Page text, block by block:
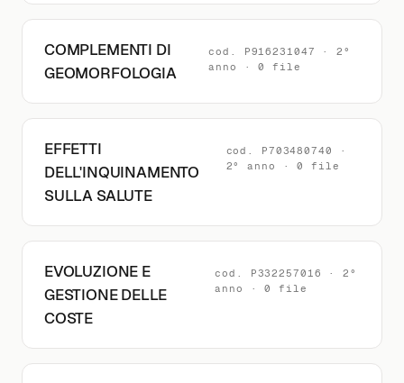
COMPLEMENTI DI
GEOMORFOLOGIA
cod. P916231047 · 2°
anno · 0 file
EFFETTI
DELL'INQUINAMENTO
SULLA SALUTE
cod. P703480740 ·
2° anno · 0 file
EVOLUZIONE E
GESTIONE DELLE
COSTE
cod. P332257016 · 2°
anno · 0 file